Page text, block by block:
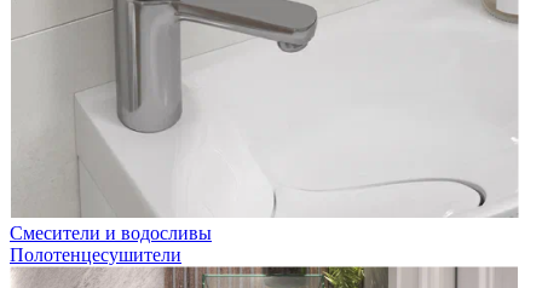
Смесители и водосливы
Полотенцесушители